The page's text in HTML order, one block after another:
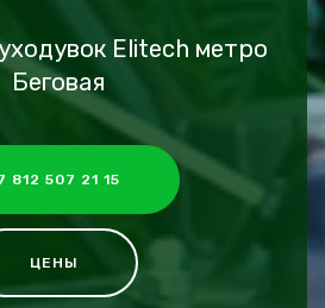
Elitech метро
Беговая
812 507 21 15
ЦЕНЫ